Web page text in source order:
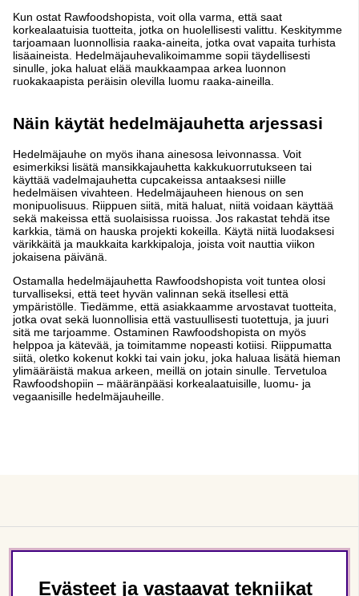
Kun ostat Rawfoodshopista, voit olla varma, että saat
korkealaatuisia tuotteita, jotka on huolellisesti valittu. Keskitymme
tarjoamaan luonnollisia raaka-aineita, jotka ovat vapaita turhista
lisäaineista. Hedelmäjauhevalikoimamme sopii täydellisesti
sinulle, joka haluat elää maukkaampaa arkea luonnon
ruokakaapista peräisin olevilla luomu raaka-aineilla.
Näin käytät hedelmäjauhetta arjessasi
Hedelmäjauhe on myös ihana ainesosa leivonnassa. Voit
esimerkiksi lisätä mansikkajauhetta kakkukuorrutukseen tai
käyttää vadelmajauhetta cupcakeissa antaaksesi niille
hedelmäisen vivahteen. Hedelmäjauheen hienous on sen
monipuolisuus. Riippuen siitä, mitä haluat, niitä voidaan käyttää
sekä makeissa että suolaisissa ruoissa. Jos rakastat tehdä itse
karkkia, tämä on hauska projekti kokeilla. Käytä niitä luodaksesi
värikkäitä ja maukkaita karkkipaloja, joista voit nauttia viikon
jokaisena päivänä.
Ostamalla hedelmäjauhetta Rawfoodshopista voit tuntea olosi
turvalliseksi, että teet hyvän valinnan sekä itsellesi että
ympäristölle. Tiedämme, että asiakkaamme arvostavat tuotteita,
jotka ovat sekä luonnollisia että vastuullisesti tuotettuja, ja juuri
sitä me tarjoamme. Ostaminen Rawfoodshopista on myös
helppoa ja kätevää, ja toimitamme nopeasti kotiisi. Riippumatta
siitä, oletko kokenut kokki tai vain joku, joka haluaa lisätä hieman
ylimääräistä makua arkeen, meillä on jotain sinulle. Tervetuloa
Rawfoodshopiin – määränpääsi korkealaatuisille, luomu- ja
vegaanisille hedelmäjauheille.
Evästeet ja vastaavat tekniikat